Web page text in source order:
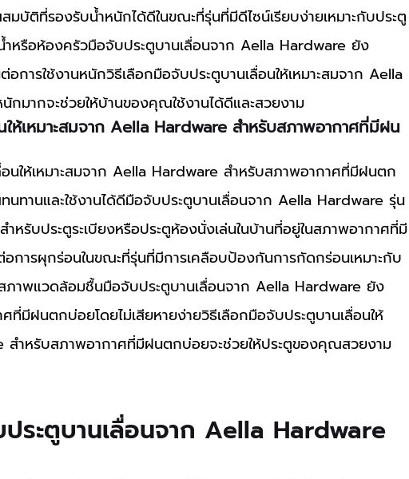
บัติที่รองรับน้ำหนักได้ดีในขณะที่รุ่นที่มีดีไซน์เรียบง่ายเหมาะกับประตู
ำหรือห้องครัวมือจับประตูบานเลื่อนจาก Aella Hardware ยัง
การใช้งานหนักวิธีเลือกมือจับประตูบานเลื่อนให้เหมาะสมจาก Aella
กมากจะช่วยให้บ้านของคุณใช้งานได้ดีและสวยงาม
ห้เหมาะสมจาก Aella Hardware สำหรับสภาพอากาศที่มีฝน
ทานและใช้งานได้ดีมือจับประตูบานเลื่อนจาก Aella Hardware รุ่น
ำหรับประตูระเบียงหรือประตูห้องนั่งเล่นในบ้านที่อยู่ในสภาพอากาศที่มี
รผุกร่อนในขณะที่รุ่นที่มีการเคลือบป้องกันการกัดกร่อนเหมาะกับ
สภาพแวดล้อมชื้นมือจับประตูบานเลื่อนจาก Aella Hardware ยัง
มีฝนตกบ่อยโดยไม่เสียหายง่ายวิธีเลือกมือจับประตูบานเลื่อนให้
สำหรับสภาพอากาศที่มีฝนตกบ่อยจะช่วยให้ประตูของคุณสวยงาม
ระตูบานเลื่อนจาก Aella Hardware